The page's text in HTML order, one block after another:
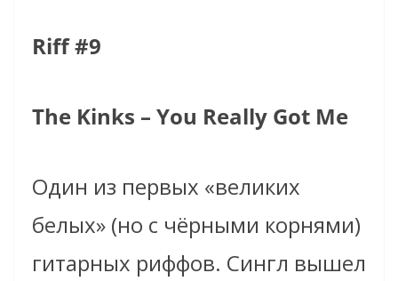
Riff #9
The Kinks – You Really Got Me
Один из первых «великих
белых» (но с чёрными корнями)
гитарных риффов. Сингл вышел